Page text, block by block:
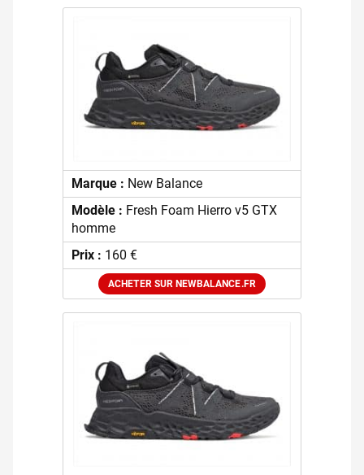
Marque : New Balance
Modèle : Fresh Foam Hierro v5 GTX
homme
Prix : 160 €
ACHETER SUR NEWBALANCE.FR